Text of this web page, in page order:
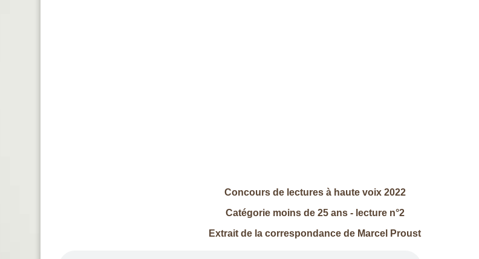
Concours de lectures à haute voix 2022
Catégorie moins de 25 ans - lecture n°2
Extrait de la correspondance de Marcel Proust